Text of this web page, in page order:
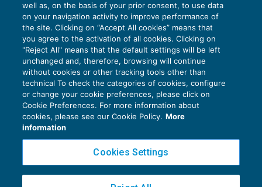
Privacy Policy
Cookie Policy
Copyright 2016 ©Gruppo Euroconference S.p.A.v2.32.4
well as, on the basis of your prior consent, to use data
on your navigation activity to improve performance of
the site. Clicking on “Accept All cookies” means that
you agree to the activation of all cookies. Clicking on
"Reject All" means that the default settings will be left
unchanged and, therefore, browsing will continue
without cookies or other tracking tools other than
technical To check the categories of cookies, configure
or change your cookie preferences, please click on
Cookie Preferences. For more information about
cookies, please see our Cookie Policy. More
information
Cookies Settings